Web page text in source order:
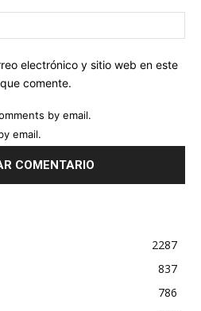
electrónico y sitio web en este
comente.
by email.
email.
2287
837
786